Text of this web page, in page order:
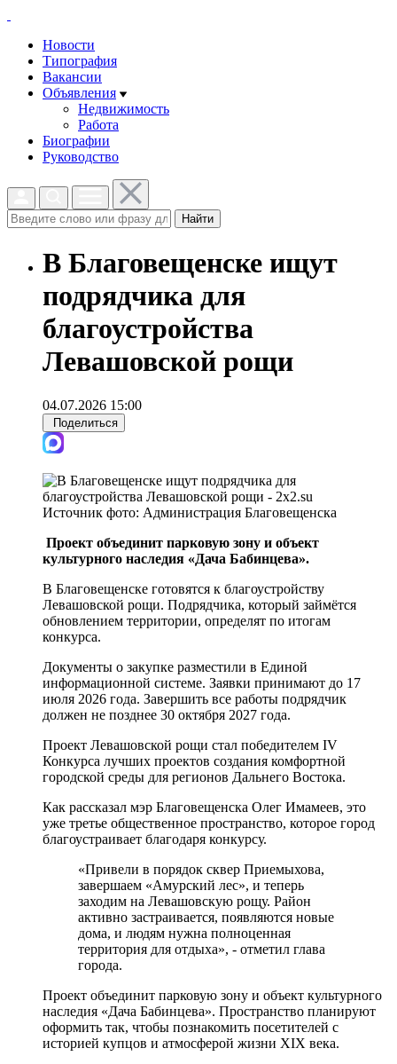
Новости
Типография
Вакансии
Объявления
Недвижимость
Работа
Биографии
Руководство
Найти
В Благовещенске ищут
подрядчика для
благоустройства
Левашовской рощи
04.07.2026 15:00
Поделиться
Источник фото: Администрация Благовещенска
Проект объединит парковую зону и объект
культурного наследия «Дача Бабинцева».
В Благовещенске готовятся к благоустройству
Левашовской рощи. Подрядчика, который займётся
обновлением территории, определят по итогам
конкурса.
Документы о закупке разместили в Единой
информационной системе. Заявки принимают до 17
июля 2026 года. Завершить все работы подрядчик
должен не позднее 30 октября 2027 года.
Проект Левашовской рощи стал победителем IV
Конкурса лучших проектов создания комфортной
городской среды для регионов Дальнего Востока.
Как рассказал мэр Благовещенска Олег Имамеев, это
уже третье общественное пространство, которое город
благоустраивает благодаря конкурсу.
«Привели в порядок сквер Приемыхова,
завершаем «Амурский лес», и теперь
заходим на Левашовскую рощу. Район
активно застраивается, появляются новые
дома, и людям нужна полноценная
территория для отдыха», - отметил глава
города.
Проект объединит парковую зону и объект культурного
наследия «Дача Бабинцева». Пространство планируют
оформить так, чтобы познакомить посетителей с
историей купцов и атмосферой жизни XIX века.